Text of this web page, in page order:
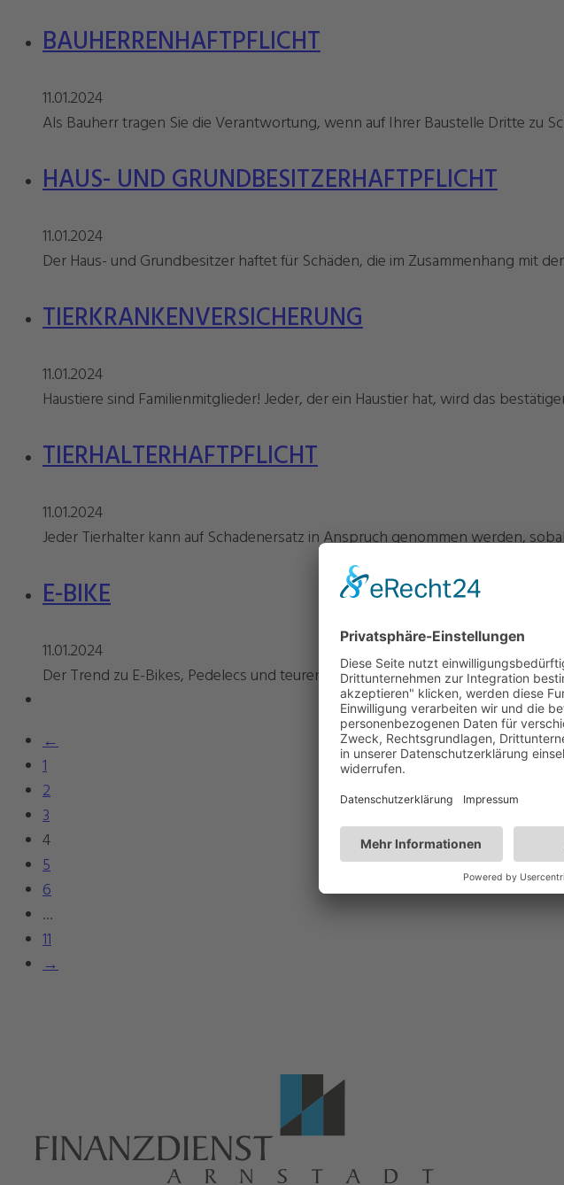
BAUHERRENHAFTPFLICHT
11.01.2024
Als Bauherr tragen Sie die Verantwortung, wenn auf Ihrer Baustelle Dritte zu
HAUS- UND GRUNDBESITZERHAFTPFLICHT
11.01.2024
Der Haus- und Grundbesitzer haftet für Schäden, die im Zusammenhang mit
TIERKRANKENVERSICHERUNG
11.01.2024
Haustiere sind Familienmitglieder! Jeder, der ein Haustier hat, wird das
TIERHALTERHAFTPFLICHT
11.01.2024
Jeder Tierhalter kann auf Schadenersatz in Anspruch genommen werden,
E-BIKE
11.01.2024
Der Trend zu E-Bikes, Pedelecs und teuren Fahrrädern ist kaum zu
←
1
2
3
4
5
6
…
11
→